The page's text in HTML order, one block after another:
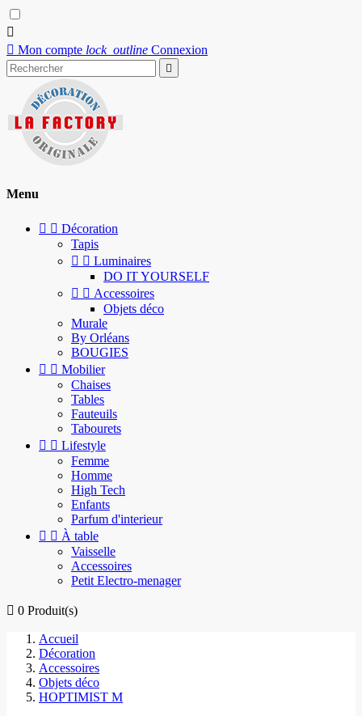

 Mon compte lock_outline Connexion

Menu
  Décoration
Tapis
  Luminaires
DO IT YOURSELF
  Accessoires
Objets déco
Murale
By Orléans
BOUGIES
  Mobilier
Chaises
Tables
Fauteuils
Tabourets
  Lifestyle
Femme
Homme
High Tech
Enfants
Parfum d'interieur
  À table
Vaisselle
Accessoires
Petit Electro-menager
 0 Produit(s)
Accueil
Décoration
Accessoires
Objets déco
HOPTIMIST M